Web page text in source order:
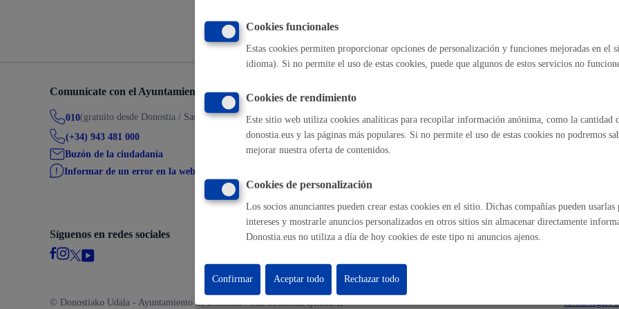
Seguridad ciudadana y emergencias
Salud Pública, animales y consumo
Comunícate con el Ayuntamiento de Donostia / San Sebastián
010(gratuito desde Donostia / San Sebastián)
(+34) 943 481 000
Buzón de la ciudadanía
Informar de un error en la web
Ofertas de empleo
Perfil del
Síguenos en redes sociales
© Donostiako Udala - Ayuntamiento de Donostia / San Sebastián Ijentea 1,
Aviso legal
Cookies funcionales
Estas cookies permiten proporcionar opciones de personalización y funciones mejoradas en el
idioma). Si no permite el uso de estas cookies, puede que algunos de estos servicios no
Cookies de rendimiento
Este sitio web utiliza cookies analíticas para recopilar información anónima, como la cantidad
donostia.eus y las páginas más populares. Si no permite el uso de estas cookies no podremos
mejorar nuestra oferta de contenidos.
Cookies de personalización
Los socios anunciantes pueden crear estas cookies en el sitio. Dichas compañías pueden
intereses y mostrarle anuncios personalizados en otros sitios sin almacenar directamente
Donostia.eus no utiliza a día de hoy cookies de este tipo ni anuncios ajenos.
Rechazar todo
Confirmar Aceptar todo